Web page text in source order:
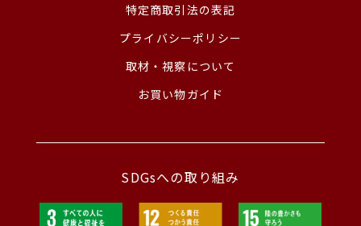
特定商取引法の表記
プライバシーポリシー
取材・視察について
お買い物ガイド
SDGsへの取り組み